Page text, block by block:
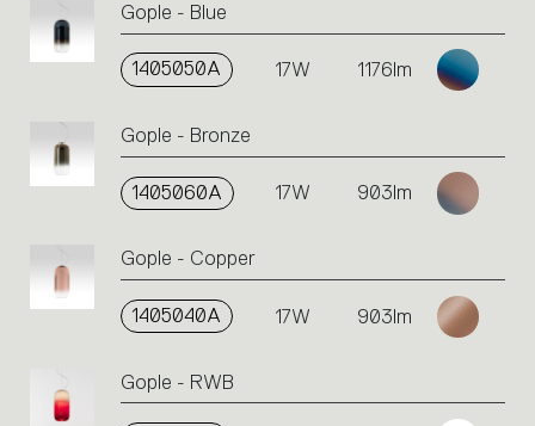
Gople - Blue
1405050A 17W 1176lm
Gople - Bronze
1405060A 17W 903lm
Gople - Copper
1405040A 17W 903lm
Gople - RWB